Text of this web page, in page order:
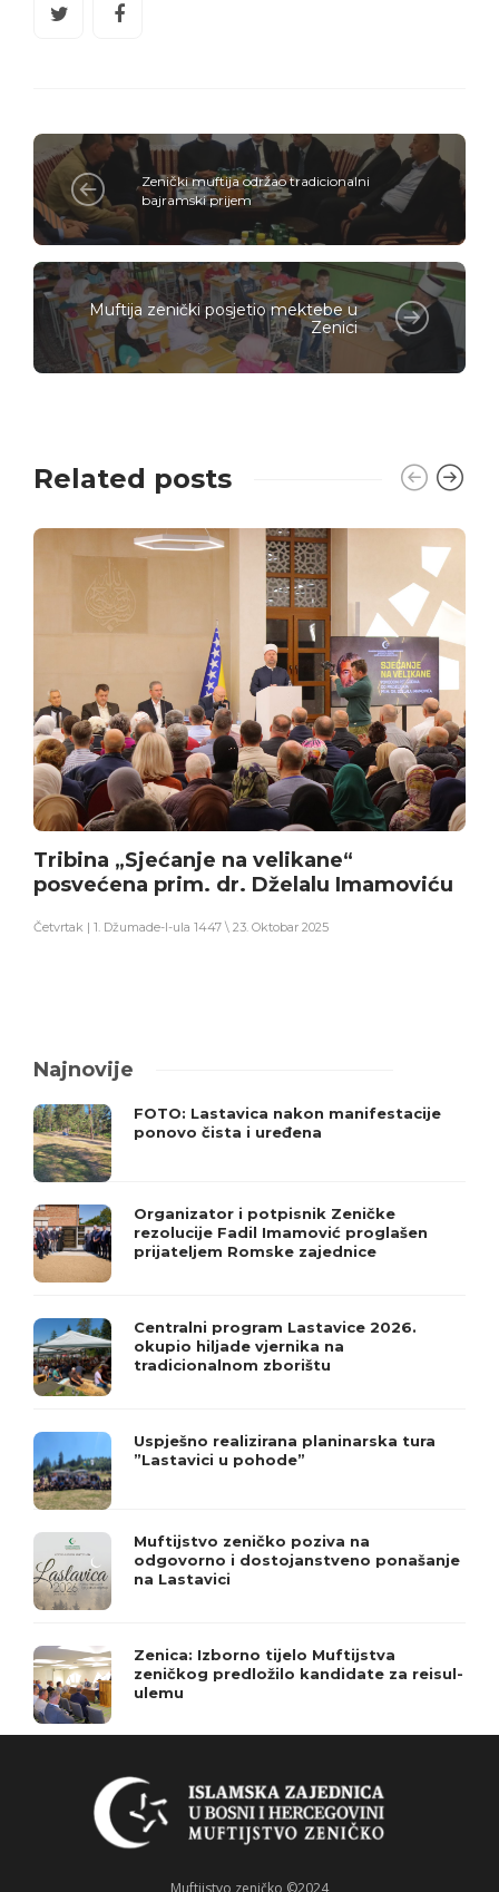
Zenički muftija održao tradicionalni
bajramski prijem
Muftija zenički posjetio mektebe u
Zenici
Related posts
Tribina „Sjećanje na velikane“
posvećena prim. dr. Dželalu Imamoviću
Četvrtak | 1. Džumade-l-ula 1447 \ 23. Oktobar 2025
Najnovije
FOTO: Lastavica nakon manifestacije
ponovo čista i uređena
Organizator i potpisnik Zeničke
rezolucije Fadil Imamović proglašen
prijateljem Romske zajednice
Centralni program Lastavice 2026.
okupio hiljade vjernika na
tradicionalnom zborištu
Uspješno realizirana planinarska tura
”Lastavici u pohode”
Muftijstvo zeničko poziva na
odgovorno i dostojanstveno ponašanje
na Lastavici
Zenica: Izborno tijelo Muftijstva
zeničkog predložilo kandidate za reisul-
ulemu
Muftijstvo zeničko ©2024